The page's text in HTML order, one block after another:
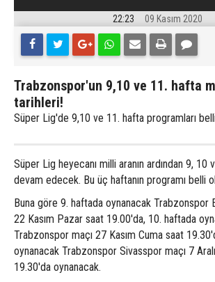
22:23 09 Kasım 2020
Trabzonspor'un 9,10 ve 11. hafta
tarihleri!
Süper Lig'de 9,10 ve 11. hafta programları
Süper Lig heyecanı milli aranın ardından 9, 10
devam edecek. Bu üç haftanın programı belli
Buna göre 9. haftada oynanacak Trabzonspor
22 Kasım Pazar saat 19.00'da, 10. haftada
Trabzonspor maçı 27 Kasım Cuma saat
oynanacak Trabzonspor Sivasspor maçı 7
19.30'da oynanacak.